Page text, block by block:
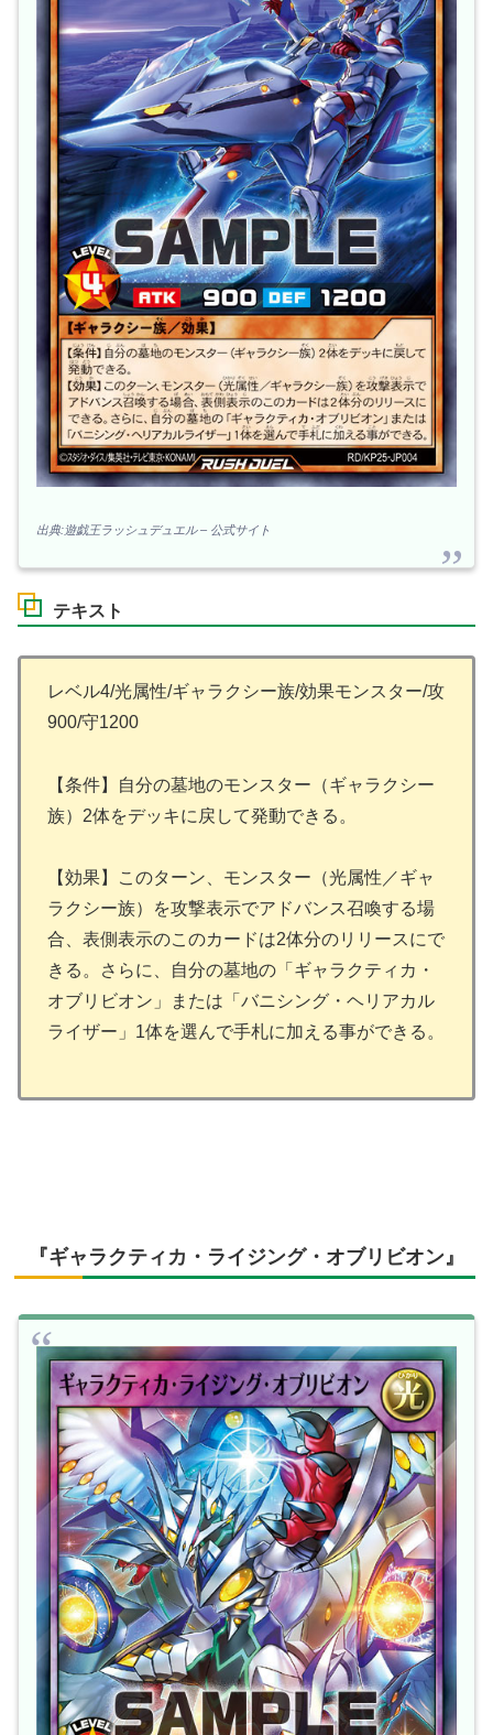
出典:遊戯王ラッシュデュエル – 公式サイト
テキスト
レベル4/光属性/ギャラクシー族/効果モンスター/攻
900/守1200
【条件】自分の墓地のモンスター（ギャラクシー
族）2体をデッキに戻して発動できる。
【効果】このターン、モンスター（光属性／ギャ
ラクシー族）を攻撃表示でアドバンス召喚する場
合、表側表示のこのカードは2体分のリリースにで
きる。さらに、自分の墓地の「ギャラクティカ・
オブリビオン」または「バニシング・ヘリアカル
ライザー」1体を選んで手札に加える事ができる。
『ギャラクティカ・ライジング・オブリビオン』